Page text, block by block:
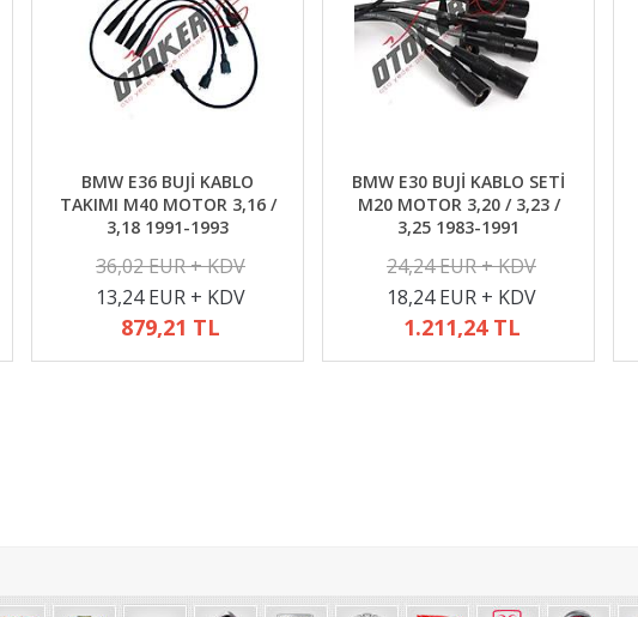
BMW E36 BUJİ KABLO
TAKIMI M40 MOTOR 3,16 /
3,18 1991-1993
36,02 EUR + KDV
13,24 EUR + KDV
879,21 TL
BMW E30 BUJİ KABLO SETİ
M20 MOTOR 3,20 / 3,23 /
3,25 1983-1991
24,24 EUR + KDV
18,24 EUR + KDV
1.211,24 TL